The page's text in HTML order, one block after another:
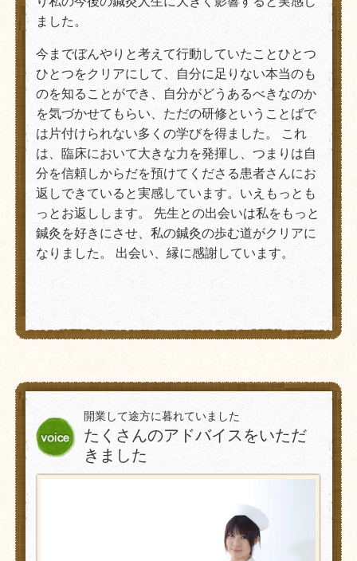
ました。
今までぼんやりと考えて行動していたことひとつ
ひとつをクリアにして、自分に足りない本当のも
のを知ることができ、自分がどうあるべきなのか
を気づかせてもらい、ただの研修ということばで
は片付けられない多くの学びを得ました。 これ
は、臨床において大きな力を発揮し、つまりは自
分を信頼しからだを預けてくださる患者さんにお
返しできていると実感しています。いえもっとも
っとお返しします。 先生との出会いは私をもっと
鍼灸を好きにさせ、私の鍼灸の歩む道がクリアに
なりました。 出会い、縁に感謝しています。
開業して途方に暮れていました
たくさんのアドバイスをいただ
きました